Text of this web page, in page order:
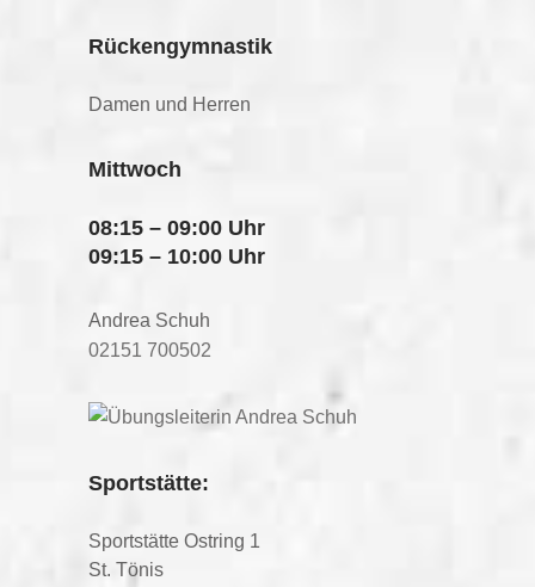
Rückengymnastik
Damen und Herren
Mittwoch
08:15 – 09:00 Uhr
09:15 – 10:00 Uhr
Andrea Schuh
02151 700502
Sportstätte:
Sportstätte Ostring 1
St. Tönis